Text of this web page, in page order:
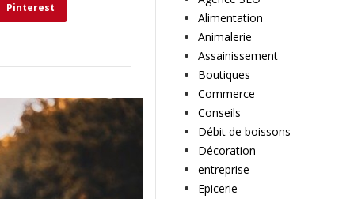
Pinterest
Alimentation
Animalerie
Assainissement
Boutiques
Commerce
Conseils
Débit de boissons
Décoration
entreprise
Epicerie